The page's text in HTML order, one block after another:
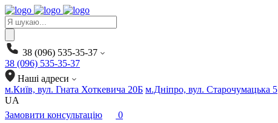
Products
search
38 (096) 535-35-37
38 (096) 535-35-37
Наші адреси
м.Київ, вул. Гната Хоткевича 20Б м.Дніпро, вул. Старочумацька 5
UA
Замовити консультацію
0